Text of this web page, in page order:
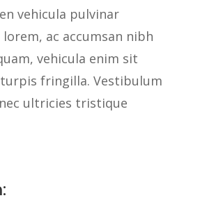
vehicula pulvinar
ac accumsan nibh
vehicula enim sit
fringilla. Vestibulum
ultricies tristique